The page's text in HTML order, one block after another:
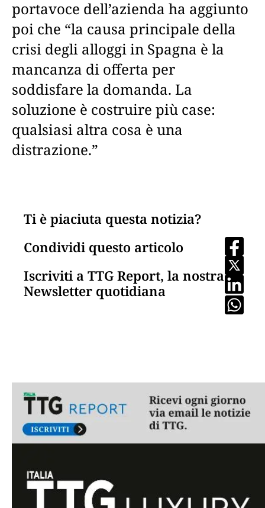
portavoce dell’azienda ha aggiunto
poi che “la causa principale della
crisi degli alloggi in Spagna è la
mancanza di offerta per
soddisfare la domanda. La
soluzione è costruire più case:
qualsiasi altra cosa è una
distrazione.”
Ti è piaciuta questa notizia?
Condividi questo articolo
Iscriviti a TTG Report, la nostra
Newsletter quotidiana